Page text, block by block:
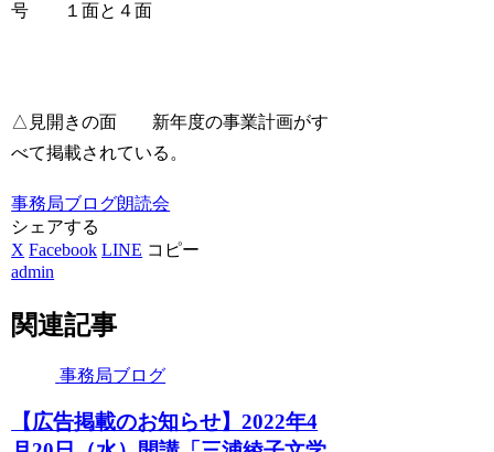
号 １面と４面
△見開きの面 新年度の事業計画がす
べて掲載されている。
事務局ブログ朗読会
シェアする
X Facebook LINE コピー
admin
関連記事
事務局ブログ
【広告掲載のお知らせ】2022年4